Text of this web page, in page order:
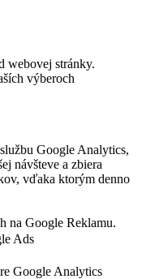
webovej stránky.
výberoch
Google Analytics,
návšteve a zbiera
vďaka ktorým denno
na Google Reklamu.
Ads
Google Analytics